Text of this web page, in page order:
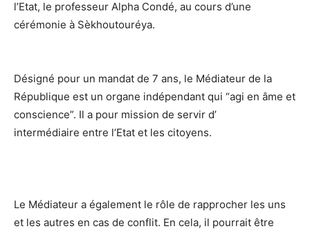
l’Etat, le professeur Alpha Condé, au cours d’une
cérémonie à Sèkhoutouréya.
Désigné pour un mandat de 7 ans, le Médiateur de la
République est un organe indépendant qui “agi en âme et
conscience”. Il a pour mission de servir d’
intermédiaire entre l’Etat et les citoyens.
Le Médiateur a également le rôle de rapprocher les uns
et les autres en cas de conflit. En cela, il pourrait être